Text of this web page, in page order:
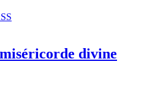
divine